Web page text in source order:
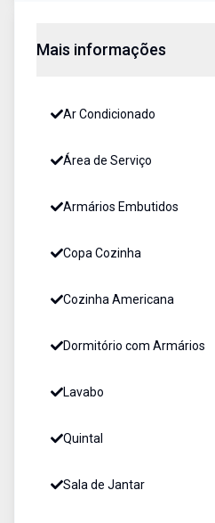
Mais informações
Ar Condicionado
Área de Serviço
Armários Embutidos
Copa Cozinha
Cozinha Americana
Dormitório com Armários
Lavabo
Quintal
Sala de Jantar